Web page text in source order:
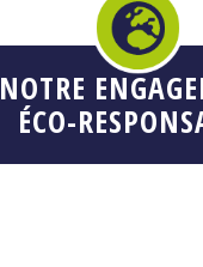
NOTRE
ÉCO-